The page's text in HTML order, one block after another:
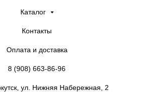
Каталог
Контакты
Оплата и доставка
8 (908) 663-86-96
ул. Нижняя Набережная, 2